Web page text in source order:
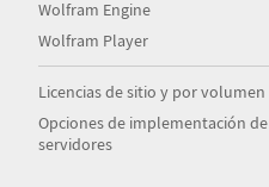
Wolfram Engine
Wolfram Player
Licencias de sitio y por volumen
Opciones de implementación de
servidores